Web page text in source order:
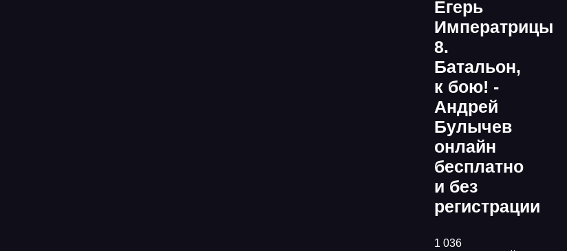
Егерь
Императрицы
8.
Батальон,
к бою! -
Андрей
Булычев
онлайн
бесплатно
и без
регистрации
1 036